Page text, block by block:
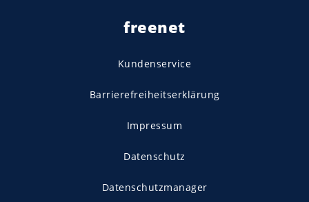
freenet
Kundenservice
Barrierefreiheitserklärung
Impressum
Datenschutz
Datenschutzmanager